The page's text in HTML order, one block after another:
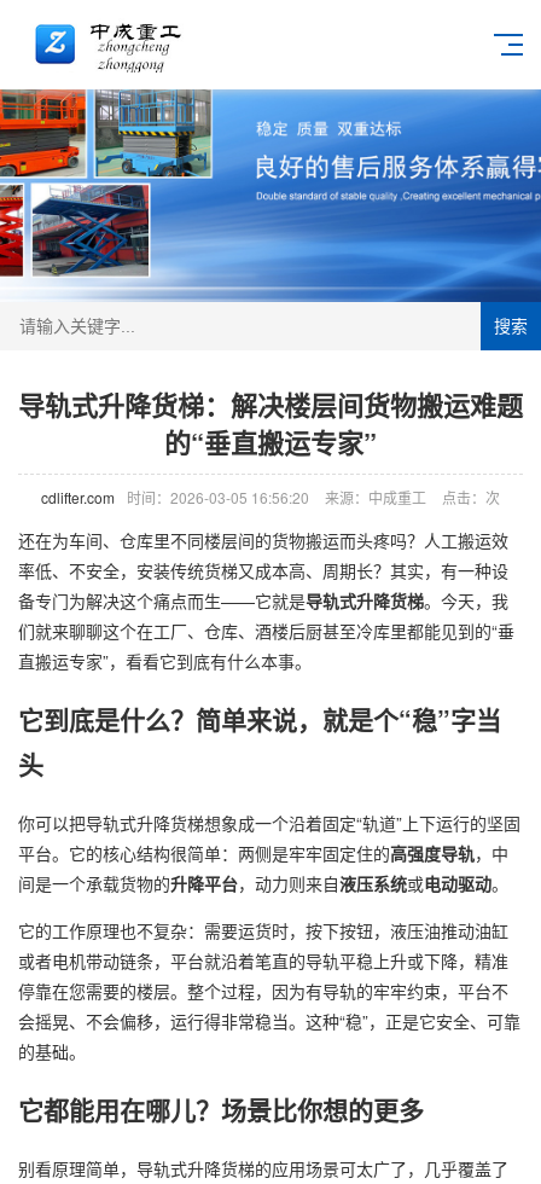
搜索
导轨式升降货梯：解决楼层间货物搬运难题
的“垂直搬运专家”
cdlifter.com 时间：2026-03-05 16:56:20 来源：中成重工 点击： 次
还在为车间、仓库里不同楼层间的货物搬运而头疼吗？人工搬运效
率低、不安全，安装传统货梯又成本高、周期长？其实，有一种设
备专门为解决这个痛点而生——它就是导轨式升降货梯。今天，我
们就来聊聊这个在工厂、仓库、酒楼后厨甚至冷库里都能见到的“垂
直搬运专家”，看看它到底有什么本事。
它到底是什么？简单来说，就是个“稳”字当
头
你可以把导轨式升降货梯想象成一个沿着固定“轨道”上下运行的坚固
平台。它的核心结构很简单：两侧是牢牢固定住的高强度导轨，中
间是一个承载货物的升降平台，动力则来自液压系统或电动驱动。
它的工作原理也不复杂：需要运货时，按下按钮，液压油推动油缸
或者电机带动链条，平台就沿着笔直的导轨平稳上升或下降，精准
停靠在您需要的楼层。整个过程，因为有导轨的牢牢约束，平台不
会摇晃、不会偏移，运行得非常稳当。这种“稳”，正是它安全、可靠
的基础。
它都能用在哪儿？场景比你想的更多
别看原理简单，导轨式升降货梯的应用场景可太广了，几乎覆盖了